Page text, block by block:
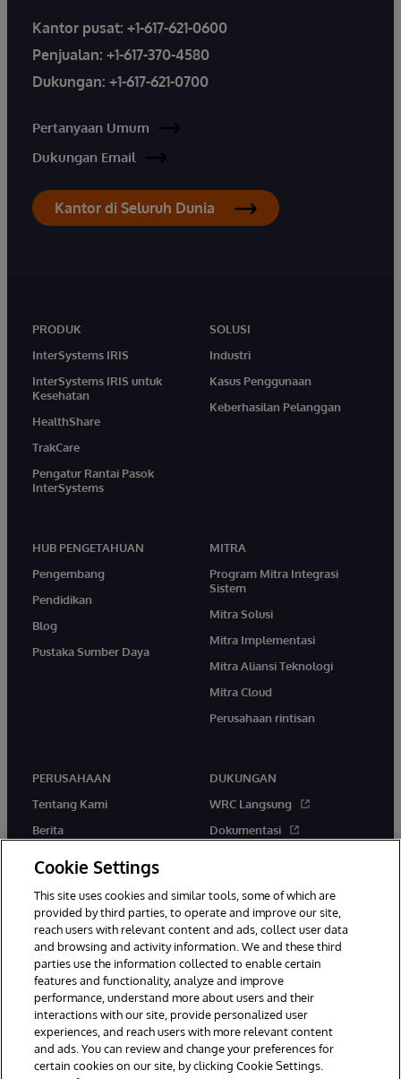
Kantor pusat: +1-617-621-0600
Penjualan: +1-617-370-4580
Dukungan: +1-617-621-0700
Pertanyaan Umum
Dukungan Email
Kantor di Seluruh Dunia
PRODUK
InterSystems IRIS
InterSystems IRIS untuk
Kesehatan
HealthShare
TrakCare
Pengatur Rantai Pasok
InterSystems
SOLUSI
Industri
Kasus Penggunaan
Keberhasilan Pelanggan
HUB PENGETAHUAN
Pengembang
Pendidikan
Blog
Pustaka Sumber Daya
MITRA
Program Mitra Integrasi
Sistem
Mitra Solusi
Mitra Implementasi
Mitra Aliansi Teknologi
Mitra Cloud
Perusahaan rintisan
PERUSAHAAN
Tentang Kami
Berita
DUKUNGAN
WRC Langsung
Dokumentasi
© 1996-2026 InterSystems Corporation, Boston, MA. Hak Cipta
Dilindungi Undang-Undang.
Pemberitahuan/Syarat & Ketentuan
Pernyataan Privasi
Aksesibilitas
Cookie Settings
This site uses cookies and similar tools, some of which are
provided by third parties, to operate and improve our site,
reach users with relevant content and ads, collect user data
and browsing and activity information. We and these third
parties use the information collected to enable certain
features and functionality, analyze and improve
performance, understand more about users and their
interactions with our site, provide personalized user
experiences, and reach users with more relevant content
and ads. You can review and change your preferences for
certain cookies on our site, by clicking Cookie Settings.